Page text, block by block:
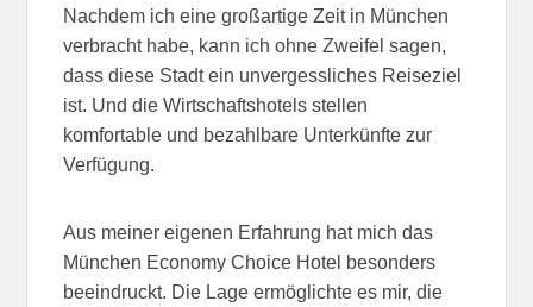
Nachdem ich eine großartige Zeit in München
verbracht habe, kann ich ohne Zweifel sagen,
dass diese Stadt ein unvergessliches Reiseziel
ist. Und die Wirtschaftshotels stellen
komfortable und bezahlbare Unterkünfte zur
Verfügung.
Aus meiner eigenen Erfahrung hat mich das
München Economy Choice Hotel besonders
beeindruckt. Die Lage ermöglichte es mir, die